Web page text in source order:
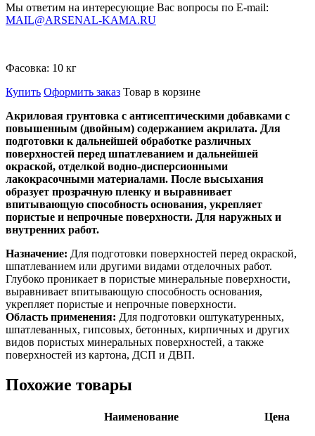
Мы ответим на интересующие Вас вопросы по E-mail:
MAIL@ARSENAL-KAMA.RU
Фасовка: 10 кг
Купить Оформить заказ Товар в корзине
Акриловая грунтовка с антисептическими добавками с
повышенным (двойным) содержанием акрилата. Для
подготовки к дальнейшей обработке различных
поверхностей перед шпатлеванием и дальнейшей
окраской, отделкой водно-дисперсионными
лакокрасочными материалами. После высыхания
образует прозрачную пленку и выравнивает
впитывающую способность основания, укрепляет
пористые и непрочные поверхности. Для наружных и
внутренних работ.
Назначение: Для подготовки поверхностей перед окраской,
шпатлеванием или другими видами отделочных работ.
Глубоко проникает в пористые минеральные поверхности,
выравнивает впитывающую способность основания,
укрепляет пористые и непрочные поверхности.
Область применения: Для подготовки оштукатуренных,
шпатлеванных, гипсовых, бетонных, кирпичных и других
видов пористых минеральных поверхностей, а также
поверхностей из картона, ДСП и ДВП.
Похожие товары
Наименование Цена